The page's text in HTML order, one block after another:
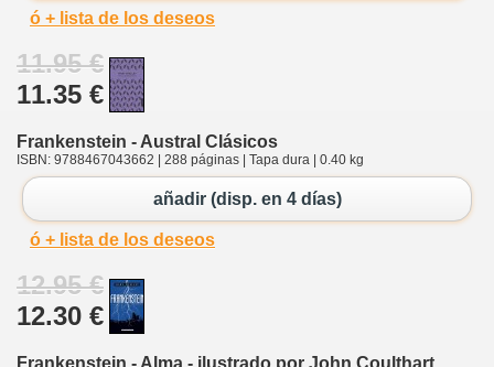
ó + lista de los deseos
11.95 €
11.35 €
Frankenstein - Austral Clásicos
ISBN: 9788467043662 | 288 páginas | Tapa dura | 0.40 kg
añadir (disp. en 4 días)
ó + lista de los deseos
12.95 €
12.30 €
Frankenstein - Alma - ilustrado por John Coulthart